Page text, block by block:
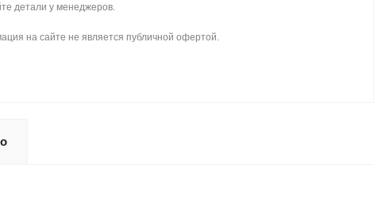
детали у менеджеров.
на сайте не является публичной офертой.